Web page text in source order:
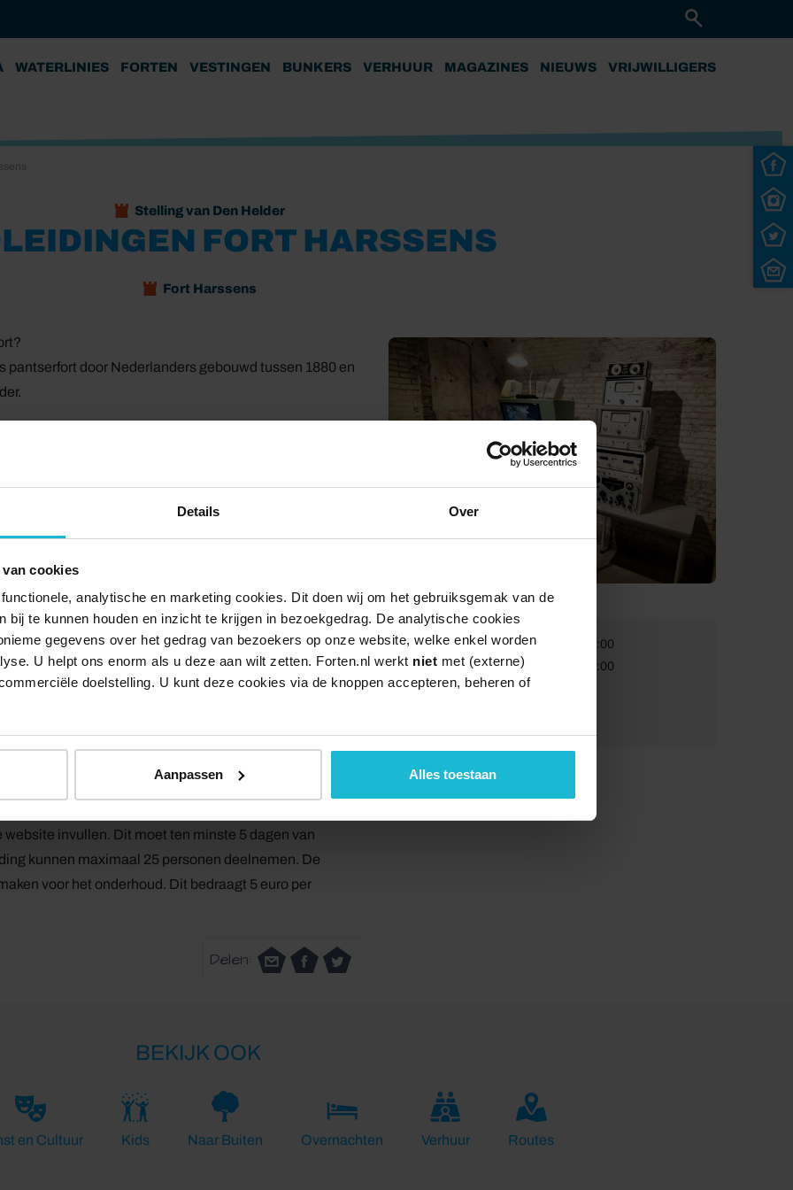
Details Over
cookies
analytische en marketing cookies. Dit doen wij om het gebruiksgemak van de
bij te kunnen houden en inzicht te krijgen in bezoekgedrag. De analytische cookies
gegevens over het gedrag van bezoekers op onze website, welke enkel worden
U helpt ons enorm als u deze aan wilt zetten. Forten.nl werkt niet met (externe)
doelstelling. U kunt deze cookies via de knoppen accepteren, beheren of
Aanpassen Alles toestaan
WATERLINIES FORTEN VESTINGEN BUNKERS VERHUUR MAGAZINES NIEUWS VRIJWILLIGERS
Stelling van Den Helder
FORT HARSSENS
Fort Harssens
pantserfort door Nederlanders gebouwd tussen 1880 en
de tijd lijkt stilgestaan te hebben. De sfeer van 1900
Tweede Wereldoorlog de Duitse bezetter en daarna de
hebben zaklantaarns) er zijn drempels. Gangen zijn
voor mensen in een rolstoel. Kinderen alleen
Toegang krijg je alleen als je van tevoren
Marine Jacht Club aan de Bevesierweg te Den Helder.
Om deel te nemen kunt u zich aanmelden op
invullen. Dit moet ten minste 5 dagen van
kunnen maximaal 25 personen deelnemen. De
voor het onderhoud. Dit bedraagt 5 euro per
Delen:
Van:
29-08-2026 13:00
Tot:
29-08-2026 15:00
BEKIJK OOK
en Cultuur Kids Naar Buiten Overnachten Verhuur Routes